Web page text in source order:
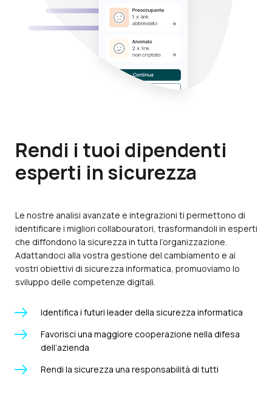
Rendi i tuoi dipendenti
esperti in sicurezza
Le nostre analisi avanzate e integrazioni ti permettono di
identificare i migliori collabouratori, trasformandoli in esperti
che diffondono la sicurezza in tutta l’organizzazione.
Adattandoci alla vostra gestione del cambiamento e ai
vostri obiettivi di sicurezza informatica, promuoviamo lo
sviluppo delle competenze digitali.
Identifica i futuri leader della sicurezza informatica
Favorisci una maggiore cooperazione nella difesa
dell’azienda
Rendi la sicurezza una responsabilità di tutti